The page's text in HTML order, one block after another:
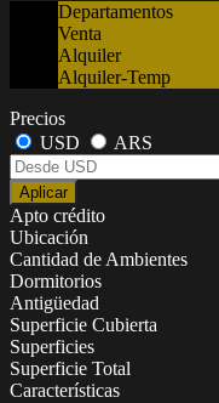
Departamentos
Venta
Alquiler
Alquiler-Temp
Precios
USD
ARS
Aplicar
Apto crédito
Ubicación
Cantidad de Ambientes
Dormitorios
Antigüedad
Superficie Cubierta
Superficies
Superficie Total
Características